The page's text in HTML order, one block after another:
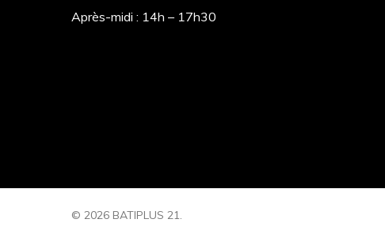
Après-midi : 14h – 17h30
© 2026 BATIPLUS 21.